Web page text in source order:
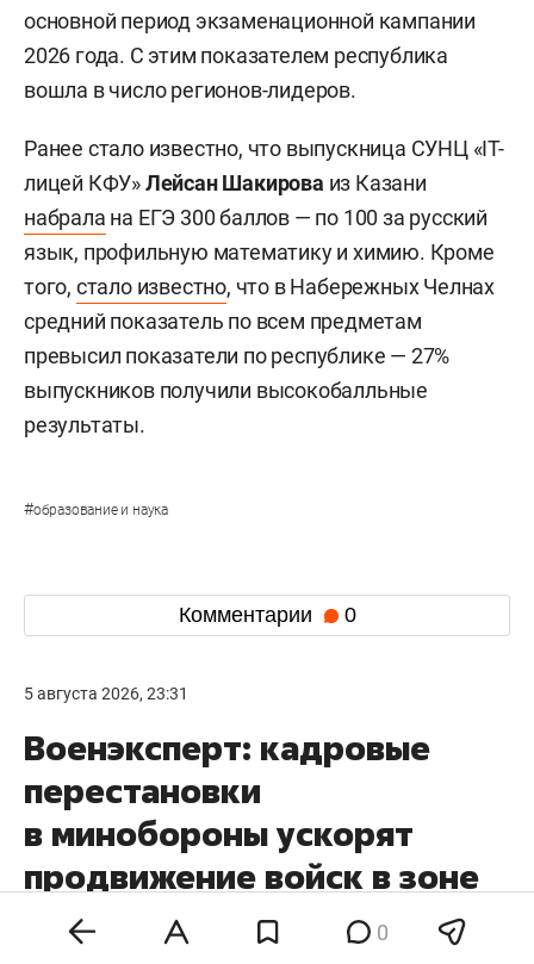
основной период экзаменационной кампании
2026 года. С этим показателем республика
вошла в число регионов-лидеров.
Ранее стало известно, что выпускница СУНЦ «IT-
лицей КФУ»Лейсан Шакирова из Казани
набрала на ЕГЭ 300 баллов — по 100 за русский
язык, профильную математику и химию. Кроме
того, стало известно, что в Набережных Челнах
средний показатель по всем предметам
превысил показатели по республике — 27%
выпускников получили высокобалльные
результаты.
#образование и наука
Комментарии 0
5 августа 2026, 23:31
Военэксперт: кадровые
перестановки
в минобороны ускорят
продвижение войск в зоне
СВО
0